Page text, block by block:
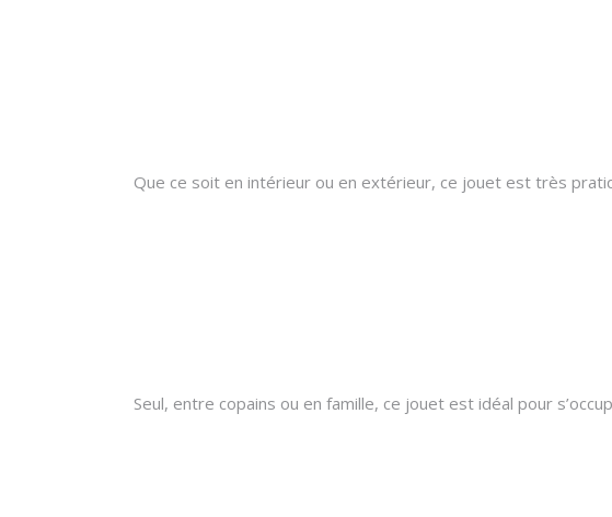
Que ce soit en intérieur ou en extérieur, ce jouet est très
Seul, entre copains ou en famille, ce jouet est idéal pour